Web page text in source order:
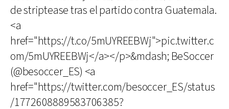
de striptease tras el partido contra Guatemala.
<a
href="https://t.co/5mUYREEBWj">pic.twitter.c
om/5mUYREEBWj</a></p>&mdash; BeSoccer
(@besoccer_ES) <a
href="https://twitter.com/besoccer_ES/status
/1772608889583706385?